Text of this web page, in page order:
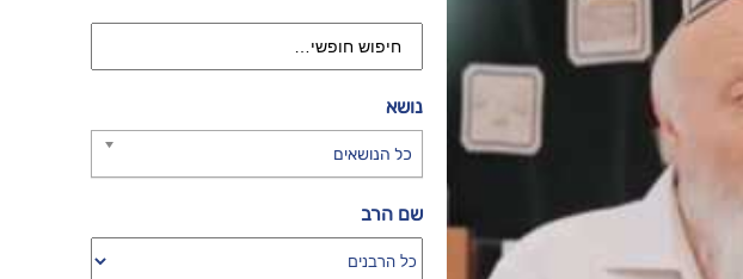
נושא
כל הנושאים
שם הרב